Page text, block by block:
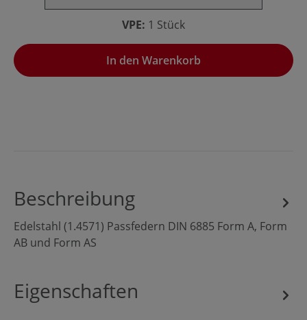
VPE: 1 Stück
In den Warenkorb
Beschreibung
Edelstahl (1.4571) Passfedern DIN 6885 Form A, Form
AB und Form AS
Eigenschaften